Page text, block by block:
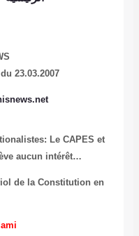
du 23.03.2007
Le CAPES et
aucun intérêt…
de la Constitution en